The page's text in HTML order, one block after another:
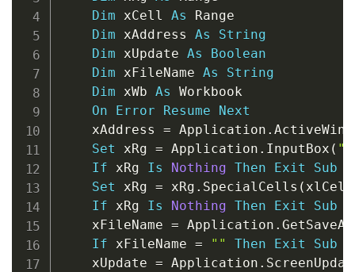
Dim xCell As Range
Dim xAddress As
String
Dim xUpdate As
Boolean
Dim xFileName As
String
Dim xWb As Workbook
On
Error Resume
Next
    xAddress
= Application .
Set xRg = Application . InputBox (
If xRg Is Nothing Then Exit
Sub
Set xRg = xRg . SpecialCells (
If xRg Is Nothing Then Exit
Sub
    xFileName
= Application .
If xFileName = "" Then Exit
Sub
    xUpdate
= Application .